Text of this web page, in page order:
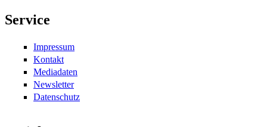
Service
Impressum
Kontakt
Mediadaten
Newsletter
Datenschutz